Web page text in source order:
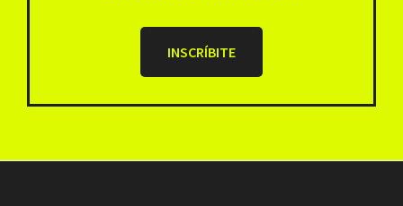
INSCRÍBITE